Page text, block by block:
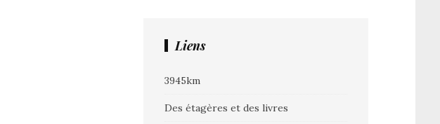
Liens
3945km
Des étagères et des livres